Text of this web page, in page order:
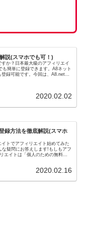
説(スマホでも可！)
か？日本最大級のアフィリエイ
も簡単に登録できます。A8ネット
録可能です。今回は、A8.netの
2020.02.02
録方法を徹底解説(スマホ
トでアフィリエイト始めてみた
疑問にお答えします!もしもアフ
エイトは「個人のための無料ア
2020.02.16